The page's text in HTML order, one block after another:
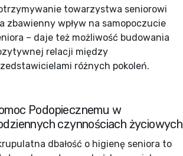
towarzystwa seniorowi
zbawienny wpływ na samopoczucie
– daje też możliwość budowania
relacji między
różnych pokoleń.
Podopiecznemu w
czynnościach życiowych
dbałość o higienę seniora to